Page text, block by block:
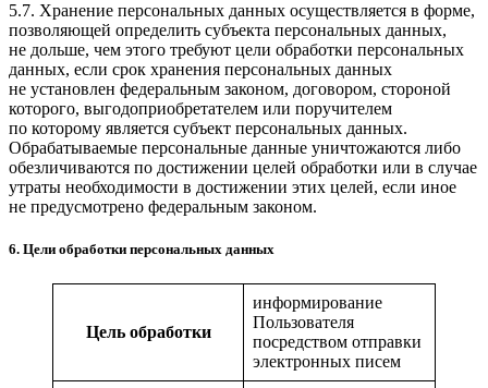
5.7. Хранение персональных данных осуществляется в форме,
позволяющей определить субъекта персональных данных,
не дольше, чем этого требуют цели обработки персональных
данных, если срок хранения персональных данных
не установлен федеральным законом, договором, стороной
которого, выгодоприобретателем или поручителем
по которому является субъект персональных данных.
Обрабатываемые персональные данные уничтожаются либо
обезличиваются по достижении целей обработки или в случае
утраты необходимости в достижении этих целей, если иное
не предусмотрено федеральным законом.
6. Цели обработки персональных данных
Цель обработки
информирование
Пользователя
посредством отправки
электронных писем